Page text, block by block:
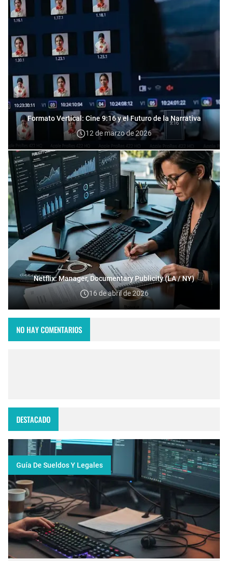
Formato Vertical: Cine 9:16 y el Futuro de la Narrativa
12 de marzo de 2026
Netflix: Manager, Documentary Publicity (LA / NY)
16 de abril de 2026
NO HAY COMENTARIOS
DESTACADO
Guía De Sueldos Y Legales